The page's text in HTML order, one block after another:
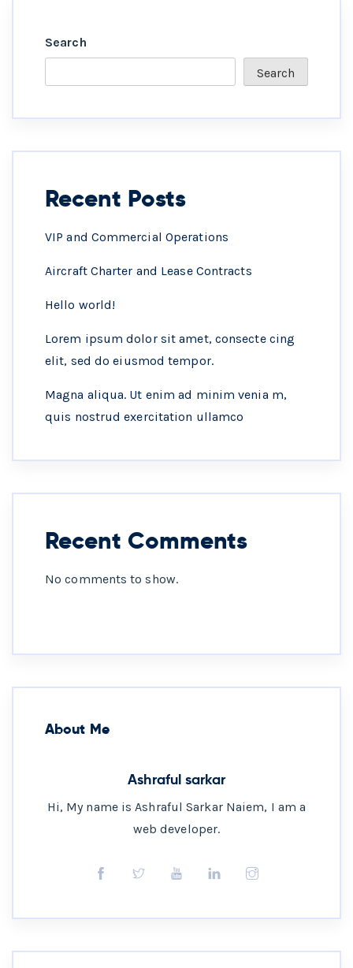
Search
Search
Recent Posts
VIP and Commercial Operations
Aircraft Charter and Lease Contracts
Hello world!
Lorem ipsum dolor sit amet, consecte cing
elit, sed do eiusmod tempor.
Magna aliqua. Ut enim ad minim venia m,
quis nostrud exercitation ullamco
Recent Comments
No comments to show.
About Me
Ashraful sarkar
Hi, My name is Ashraful Sarkar Naiem, I am a
web developer.